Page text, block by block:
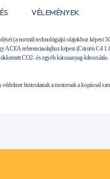
VÉLEMÉNYEK
(a normál technológiájú olajokhoz képest
ACEA referenciaolajhoz képest (Citroën C4
CO2- és egyéb károsanyag-
biztosítanak a motornak a kopással